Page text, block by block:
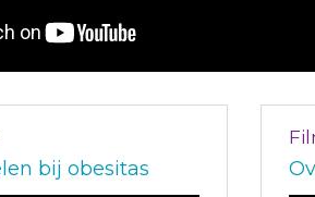
bij obesitas